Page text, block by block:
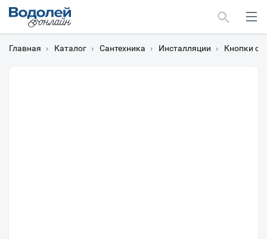
Главная › Каталог › Сантехника › Инсталляции › Кнопки